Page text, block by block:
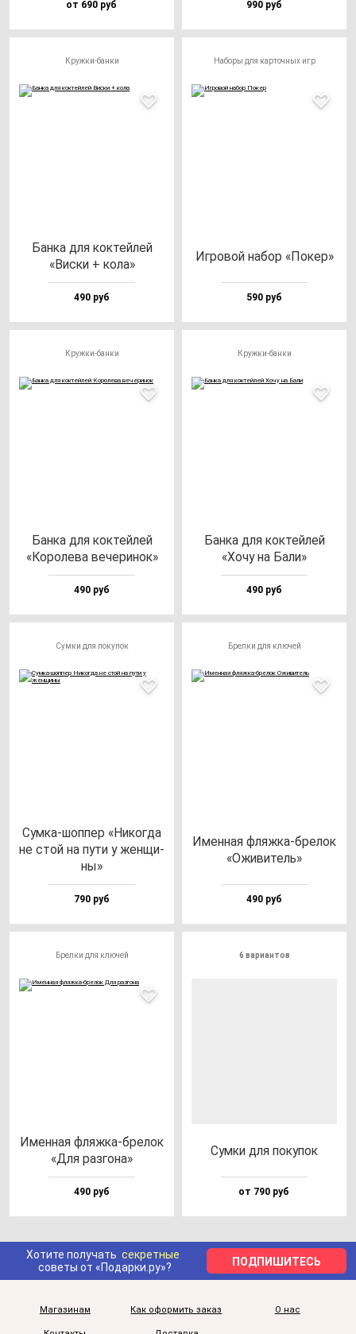
от 690 руб 990 руб
Кружки-банки
Бан­ка для кок­тей­лей
«Вис­ки + ко­ла»
490 руб
Наборы для карточных игр
Игро­вой на­бор «Покер»
590 руб
Кружки-банки
Бан­ка для кок­тей­лей
«Коро­ле­ва ве­че­ри­нок»
490 руб
Кружки-банки
Бан­ка для кок­тей­лей
«Хочу на Бали»
490 руб
Сумки для покупок
Сум­ка-шоп­пер «Никог­да
не стой на пу­ти у жен­щи­
ны»
790 руб
Брелки для ключей
Имен­ная фляж­ка-бре­лок
«Ожи­ви­тель»
490 руб
Брелки для ключей
Имен­ная фляж­ка-бре­лок
«Для раз­го­на»
490 руб
6 вариантов
Сум­ки для по­ку­пок
от 790 руб
Хотите получать секретные
советы от «Подарки.ру»?
ПОДПИШИТЕСЬ
Магазинам Как оформить заказ О нас